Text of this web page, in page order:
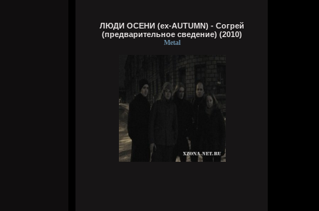
Пожалей меня, родня,
Видно, в жизни суждено мне
Выпить грешного вина
Вчера в 16:15:01
ЛЮДИ ОСЕНИ (ex-AUTUMN) - Согрей
(предварительное сведение) (2010)
Metal